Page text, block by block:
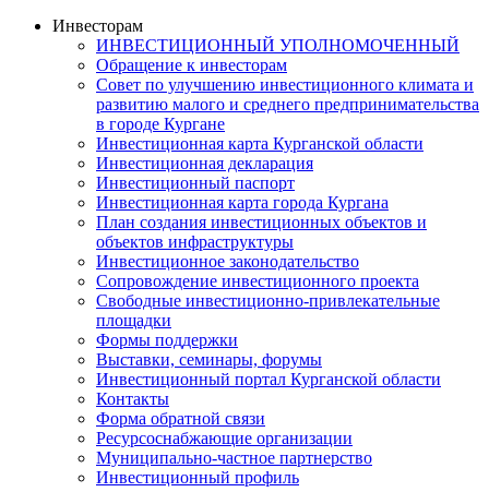
Инвесторам
ИНВЕСТИЦИОННЫЙ УПОЛНОМОЧЕННЫЙ
Обращение к инвесторам
Совет по улучшению инвестиционного климата и
развитию малого и среднего предпринимательства
в городе Кургане
Инвестиционная карта Курганской области
Инвестиционная декларация
Инвестиционный паспорт
Инвестиционная карта города Кургана
План создания инвестиционных объектов и
объектов инфраструктуры
Инвестиционное законодательство
Сопровождение инвестиционного проекта
Свободные инвестиционно-привлекательные
площадки
Формы поддержки
Выставки, семинары, форумы
Инвестиционный портал Курганской области
Контакты
Форма обратной связи
Ресурсоснабжающие организации
Муниципально-частное партнерство
Инвестиционный профиль